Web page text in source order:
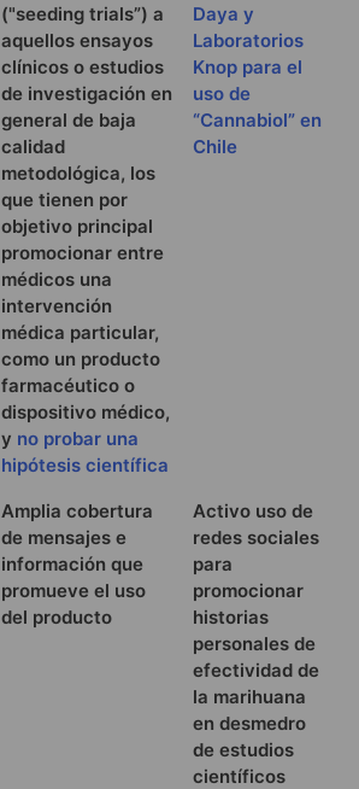
("seeding trials”) a
aquellos ensayos
clínicos o estudios
de investigación en
general de baja
calidad
metodológica, los
que tienen por
objetivo principal
promocionar entre
médicos una
intervención
médica particular,
como un producto
farmacéutico o
dispositivo médico,
y no probar una
hipótesis científica
Daya y
Laboratorios
Knop para el
uso de
“Cannabiol” en
Chile
Amplia cobertura
de mensajes e
información que
promueve el uso
del producto
Activo uso de
redes sociales
para
promocionar
historias
personales de
efectividad de
la marihuana
en desmedro
de estudios
científicos